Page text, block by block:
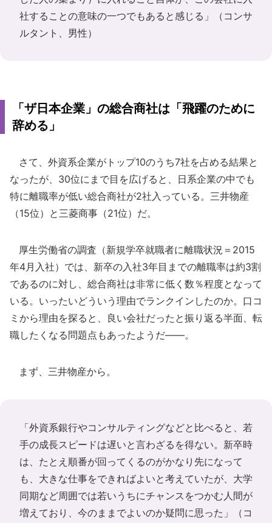
社することの意味の一つでもあると感じる」（コンサ
ルタント、男性）
「ザ日本企業」の総合商社は「飛躍のために
辞める」
さて、外資系企業がトップ10のうち7社を占める結果と
なったが、30位にまで目を広げると、日系企業の中でも
特に離職率が低い総合商社が2社入っている。三井物産
（15位）と三菱商事（21位）だ。
厚生労働省の調査（新規学卒就職者に離職状況＝2015
年4月入社）では、新卒の入社3年目までの離職率は約3割
であるのに対し、総合商社は非常に低く数％程度となって
いる。いったいどういう理由でランクインしたのか。口コ
ミから理由を探ると、良い会社だったと振り返る半面、転
職したくなる問題点もあったようだ――。
まず、三井物産から。
「外資系銀行やコンサルティングなどと比べると、若
手の成長スピードは遅いと言わざるを得ない。新卒時
は、たとえ順番が回ってくるのがかなり先になって
も、大きな仕事をできればよいと考えていたが、大学
同期など周囲では若いうちにチャンスをつかむ人間が
増えており、今のままでよいのか疑問に思った」（コ